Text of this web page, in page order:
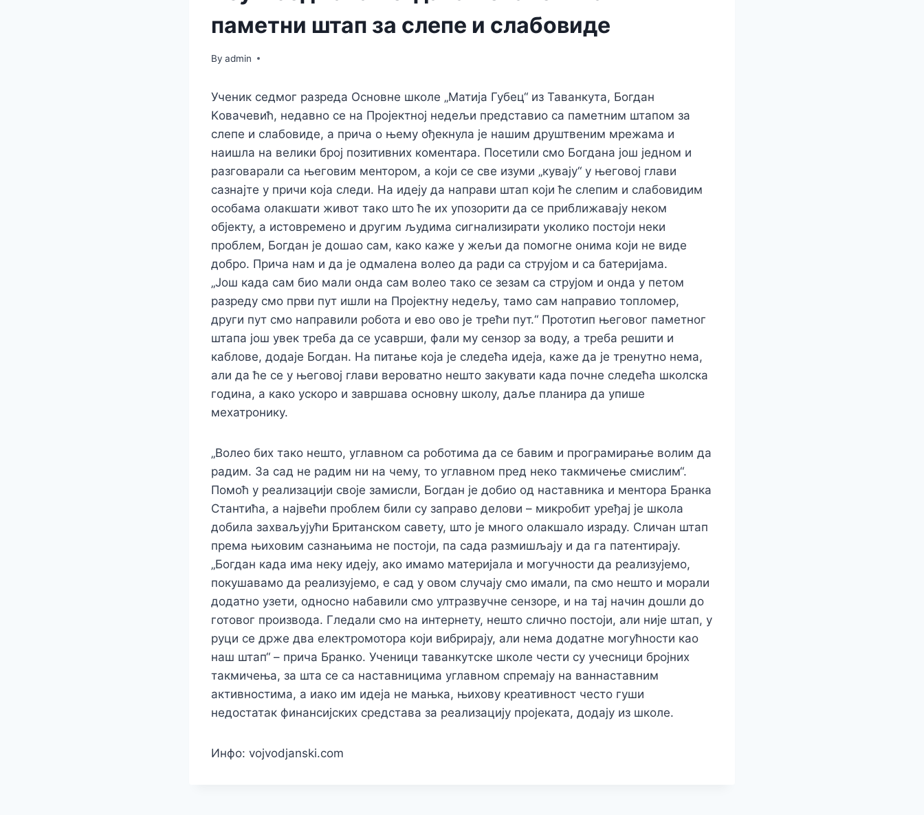
паметни штап за слепе и слабовиде
By admin
Ученик седмог разреда Основне школе „Матија Губец“ из Таванкута, Богдан
Kовачевић, недавно се на Пројектној недељи представио са паметним штапом за
слепе и слабовиде, а прича о њему ођекнула је нашим друштвеним мрежама и
наишла на велики број позитивних коментара. Посетили смо Богдана још једном и
разговарали са његовим ментором, а који се све изуми „кувају“ у његовој глави
сазнајте у причи која следи. На идеју да направи штап који ће слепим и слабовидим
особама олакшати живот тако што ће их упозорити да се приближавају неком
објекту, а истовремено и другим људима сигнализирати уколико постоји неки
проблем, Богдан је дошао сам, како каже у жељи да помогне онима који не виде
добро. Прича нам и да је одмалена волео да ради са струјом и са батеријама.
„Још када сам био мали онда сам волео тако се зезам са струјом и онда у петом
разреду смо први пут ишли на Пројектну недељу, тамо сам направио топломер,
други пут смо направили робота и ево ово је трећи пут.“ Прототип његовог паметног
штапа још увек треба да се усаврши, фали му сензор за воду, а треба решити и
каблове, додаје Богдан. На питање која је следећа идеја, каже да је тренутно нема,
али да ће се у његовој глави вероватно нешто закувати када почне следећа школска
година, а како ускоро и завршава основну школу, даље планира да упише
мехатронику.
„Волео бих тако нешто, углавном са роботима да се бавим и програмирање волим да
радим. За сад не радим ни на чему, то углавном пред неко такмичење смислим“.
Помоћ у реализацији своје замисли, Богдан је добио од наставника и ментора Бранка
Стантића, а највећи проблем били су заправо делови – микробит уређај је школа
добила захваљујући Британском савету, што је много олакшало израду. Сличан штап
према њиховим сазнањима не постоји, па сада размишљају и да га патентирају.
„Богдан када има неку идеју, ако имамо материјала и могучности да реализујемо,
покушавамо да реализујемо, е сад у овом случају смо имали, па смо нешто и морали
додатно узети, односно набавили смо ултразвучне сензоре, и на тај начин дошли до
готовог производа. Гледали смо на интернету, нешто слично постоји, али није штап, у
руци се држе два електромотора који вибрирају, али нема додатне могућности као
наш штап“ – прича Бранко. Ученици таванкутске школе чести су учесници бројних
такмичења, за шта се са наставницима углавном спремају на ваннаставним
активностима, а иако им идеја не мањка, њихову креативност често гуши
недостатак финансијских средстава за реализацију пројеката, додају из школе.
Инфо: vojvodjanski.com